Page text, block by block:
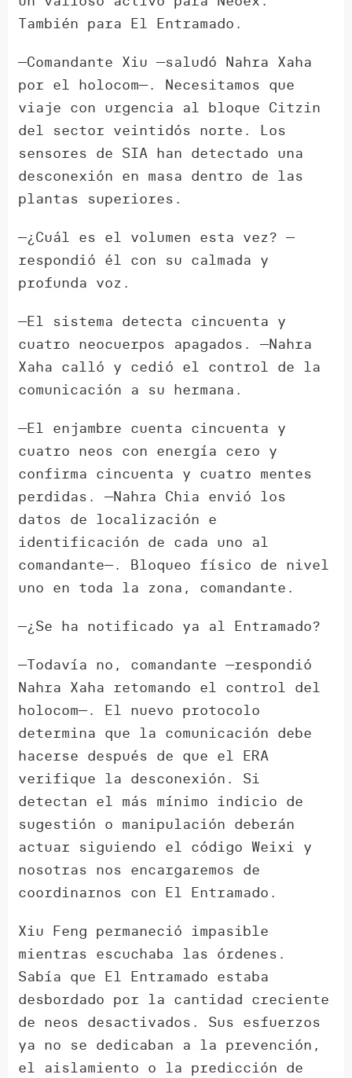
También para El Entramado.
—Comandante Xiu —saludó Nahra Xaha
por el holocom—. Necesitamos que
viaje con urgencia al bloque Citzin
del sector veintidós norte. Los
sensores de SIA han detectado una
desconexión en masa dentro de las
plantas superiores.
—¿Cuál es el volumen esta vez? —
respondió él con su calmada y
profunda voz.
—El sistema detecta cincuenta y
cuatro neocuerpos apagados. —Nahra
Xaha calló y cedió el control de la
comunicación a su hermana.
—El enjambre cuenta cincuenta y
cuatro neos con energía cero y
confirma cincuenta y cuatro mentes
perdidas. —Nahra Chia envió los
datos de localización e
identificación de cada uno al
comandante—. Bloqueo físico de nivel
uno en toda la zona, comandante.
—¿Se ha notificado ya al Entramado?
—Todavía no, comandante —respondió
Nahra Xaha retomando el control del
holocom—. El nuevo protocolo
determina que la comunicación debe
hacerse después de que el ERA
verifique la desconexión. Si
detectan el más mínimo indicio de
sugestión o manipulación deberán
actuar siguiendo el código Weixi y
nosotras nos encargaremos de
coordinarnos con El Entramado.
Xiu Feng permaneció impasible
mientras escuchaba las órdenes.
Sabía que El Entramado estaba
desbordado por la cantidad creciente
de neos desactivados. Sus esfuerzos
ya no se dedicaban a la prevención,
el aislamiento o la predicción de